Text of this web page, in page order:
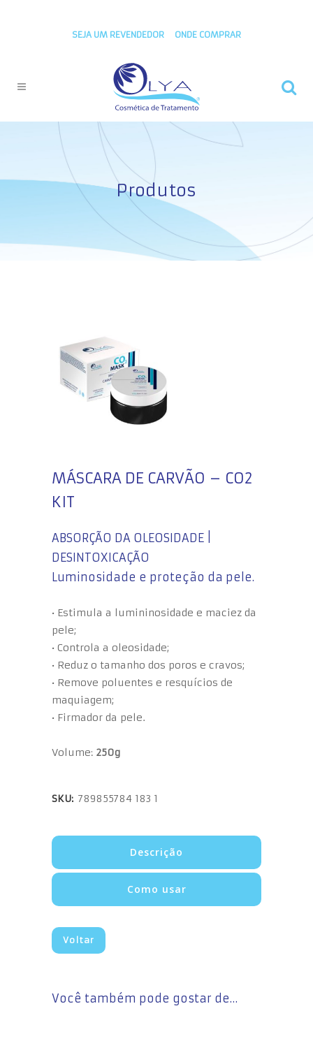
SEJA UM REVENDEDOR ONDE COMPRAR
Produtos
MÁSCARA DE CARVÃO – CO2
KIT
ABSORÇÃO DA OLEOSIDADE |
DESINTOXICAÇÃO
Luminosidade e proteção da pele.
• Estimula a lumininosidade e maciez da
pele;
• Controla a oleosidade;
• Reduz o tamanho dos poros e cravos;
• Remove poluentes e resquícios de
maquiagem;
• Firmador da pele.
Volume: 250g
SKU: 789855784 183 1
Descrição
Como usar
Voltar
Você também pode gostar de…